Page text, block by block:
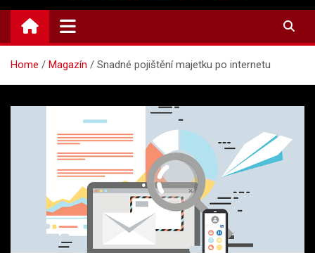
GigaPress.cz
Zpravodajství | Press info
Home Magazín Snadné pojištění majetku po internetu